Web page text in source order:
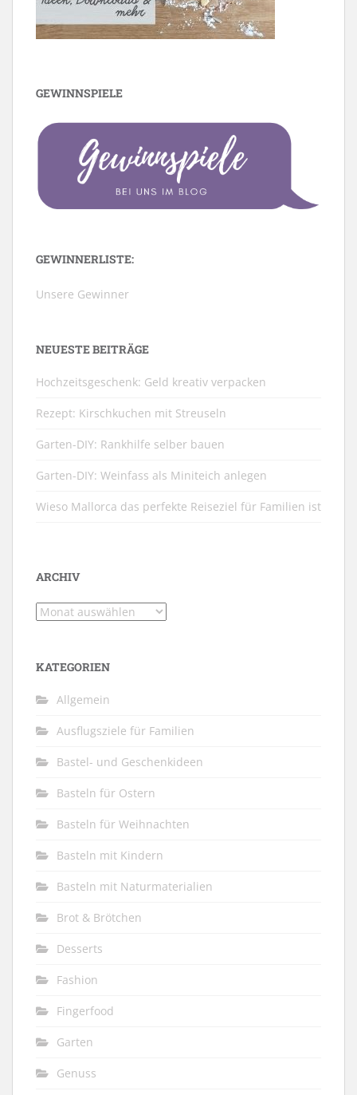
GEWINNSPIELE
GEWINNERLISTE:
Unsere Gewinner
NEUESTE BEITRÄGE
Hochzeitsgeschenk: Geld kreativ verpacken
Rezept: Kirschkuchen mit Streuseln
Garten-DIY: Rankhilfe selber bauen
Garten-DIY: Weinfass als Miniteich anlegen
Wieso Mallorca das perfekte Reiseziel für Familien ist
ARCHIV
Archiv
KATEGORIEN
Allgemein
Ausflugsziele für Familien
Bastel- und Geschenkideen
Basteln für Ostern
Basteln für Weihnachten
Basteln mit Kindern
Basteln mit Naturmaterialien
Brot & Brötchen
Desserts
Fashion
Fingerfood
Garten
Genuss